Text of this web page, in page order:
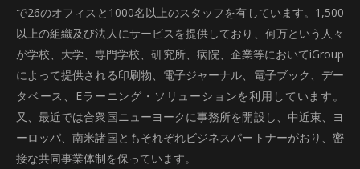
で26のオフィスと1000名以上のスタッフを有しています。1,500
以上の組織及び法人にサービスを提供しており、何万という人々
が学校、大学、専門学校、研究所、病院、企業等においてiGroup
によって提供される印刷物、電子ジャーナル、電子ブック、デー
タベース、Eラーニング・ソリューションを利用しています。
又、最近では合衆国ニューヨークに事務所を開設し、中近東、ヨ
ーロッパ、南米諸国ともそれぞれビジネスパートナーがおり、密
接な共同事業体制を保っています。